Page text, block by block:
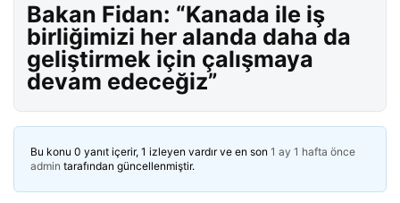
Bakan Fidan: “Kanada ile iş
birliğimizi her alanda daha da
geliştirmek için çalışmaya
devam edeceğiz”
Bu konu 0 yanıt içerir, 1 izleyen vardır ve en son 1 ay 1 hafta önce
admin tarafından güncellenmiştir.